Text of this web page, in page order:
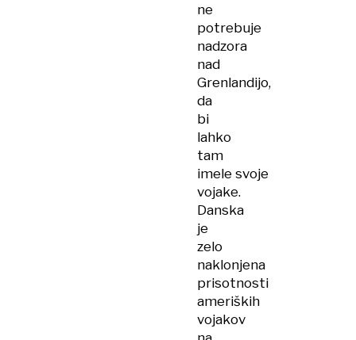
ne
potrebuje
nadzora
nad
Grenlandijo,
da
bi
lahko
tam
imele svoje
vojake.
Danska
je
zelo
naklonjena
prisotnosti
ameriških
vojakov